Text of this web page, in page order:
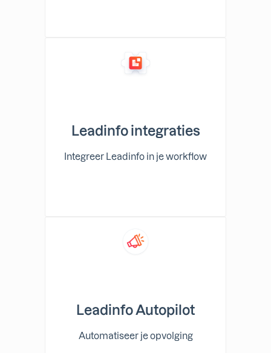
Leadinfo integraties
Integreer Leadinfo in je workflow
Leadinfo Autopilot
Automatiseer je opvolging